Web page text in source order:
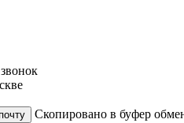
Скопировано в буфер